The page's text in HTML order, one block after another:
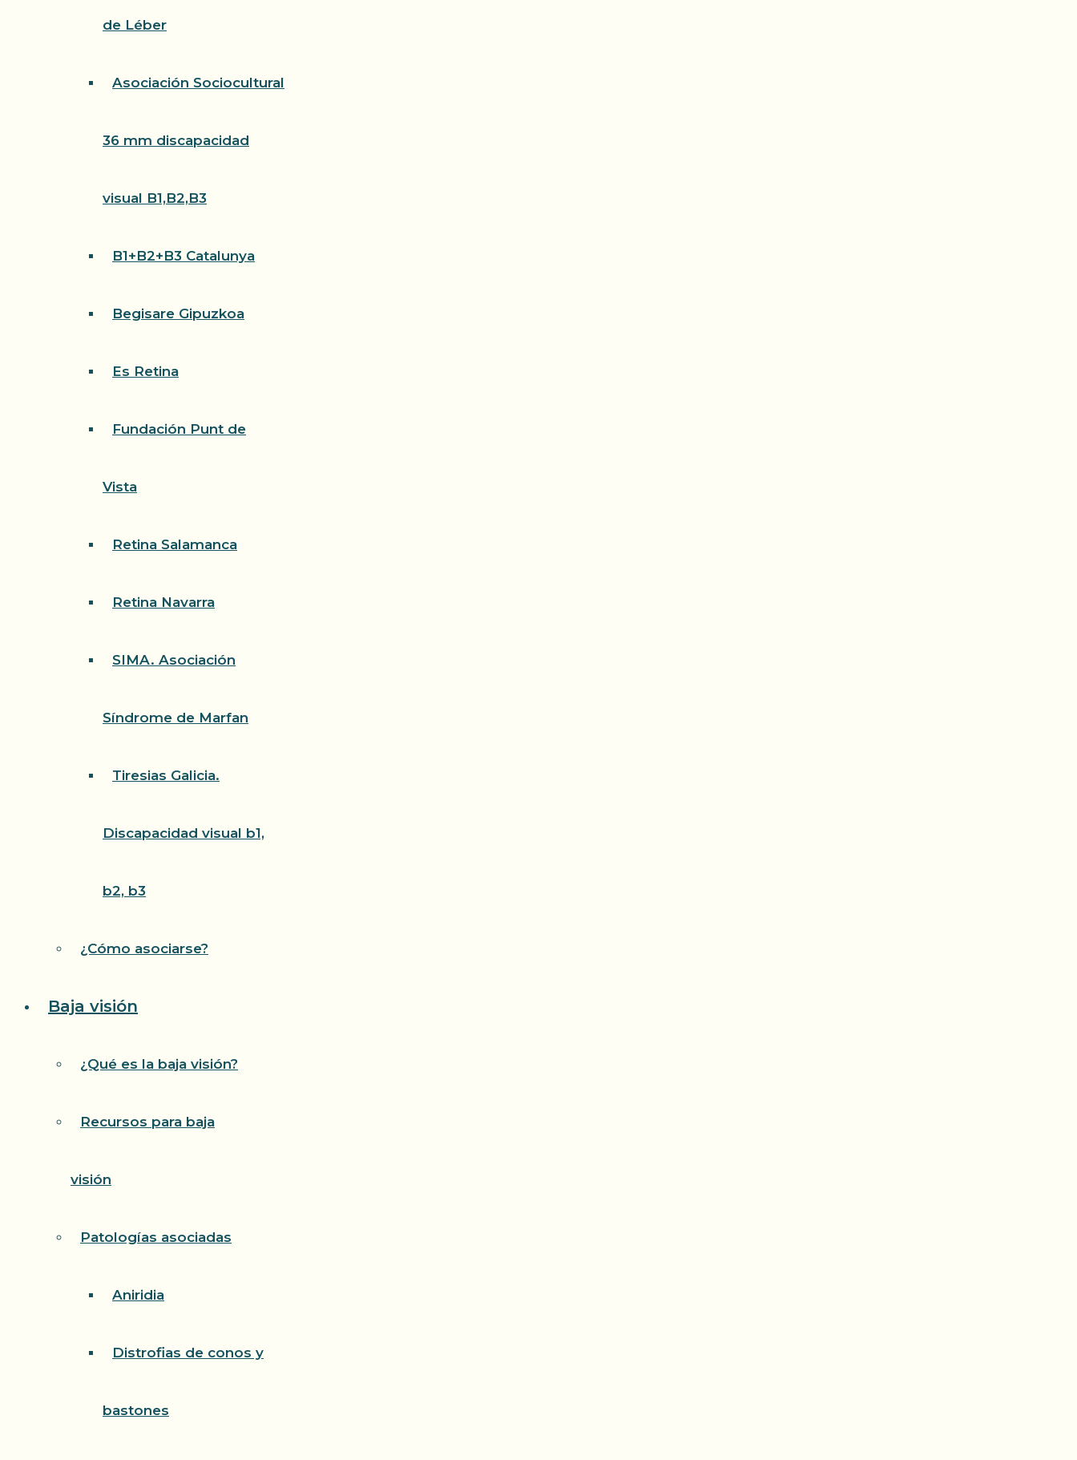
de Léber
Asociación Sociocultural
36 mm discapacidad
visual B1,B2,B3
B1+B2+B3 Catalunya
Begisare Gipuzkoa
Es Retina
Fundación Punt de
Vista
Retina Salamanca
Retina Navarra
SIMA. Asociación
Síndrome de Marfan
Tiresias Galicia.
Discapacidad visual b1,
b2, b3
¿Cómo asociarse?
Baja visión
¿Qué es la baja visión?
Recursos para baja
visión
Patologías asociadas
Aniridia
Distrofias de conos y
bastones